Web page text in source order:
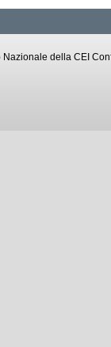
della CEI